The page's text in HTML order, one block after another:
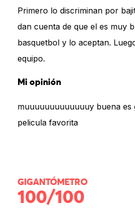
Primero lo discriminan por
dan cuenta de que el es muy
basquetbol y lo aceptan.
equipo.
Mi opinión
muuuuuuuuuuuuuy buena es
pelicula favorita
GIGANTÓMETRO
100/100